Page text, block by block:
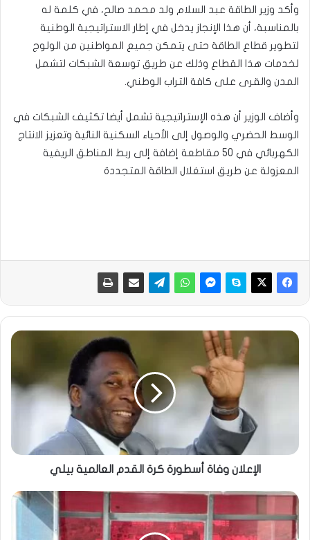
وأكد وزير الطاقة عبد السلام ولد محمد صالح، في كلمة له
بالمناسبة، أن هذا الإنجاز يدخل في إطار الاستراتيجية الوطنية
لتطوير قطاع الطاقة حتى يتمكن جميع المواطنين من الولوج
لخدمات هذا القطاع وذلك عن طريق توسعة الشبكات لتشمل
المدن والقرى على كافة التراب الوطني.
وأضاف الوزير أن هذه الإستراتيجية تشمل أيضا تكثيف الشبكات في
الوسط الحضري والوصول إلى الأحياء السكنية النائية وتعزيز الانتاج
الكهربائي في 50 مقاطعة إضافة إلى ربط المناطق الريفية
المعزولة عن طريق استغلال الطاقة المتجددة
الإعلان وفاة أسطورة كرة القدم العالمية بيلي